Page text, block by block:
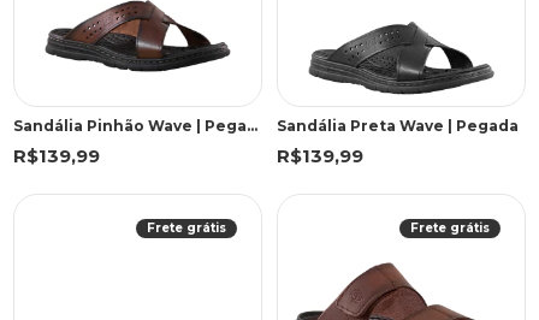
Sandália Pinhão Wave | Pegada
R$139,99
Sandália Preta Wave | Pegada
R$139,99
Frete grátis Frete grátis